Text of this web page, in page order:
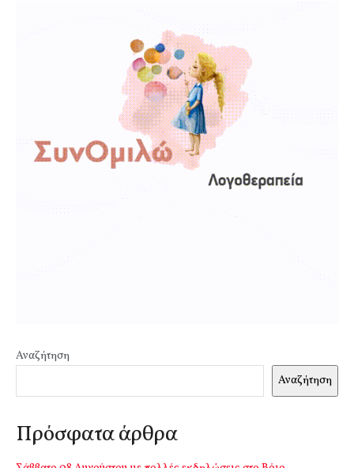
Αναζήτηση
Αναζήτηση
Πρόσφατα άρθρα